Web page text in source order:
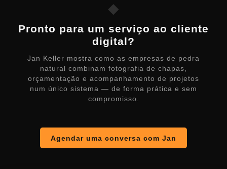
◆
Pronto para um serviço ao cliente
digital?
Jan Keller mostra como as empresas de pedra
natural combinam fotografia de chapas,
orçamentação e acompanhamento de projetos
num único sistema — de forma prática e sem
compromisso.
Agendar uma conversa com Jan